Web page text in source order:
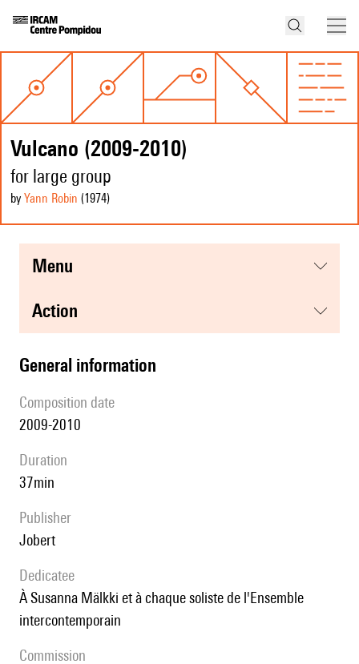
Vulcano (2009-2010)
for large group
by Yann Robin (1974)
menu
action
general information
composition date
2009-2010
duration
37min
publisher
Jobert
Dedicatee
à Susanna Mälkki et à chaque soliste de l'Ensemble
intercontemporain
Commission